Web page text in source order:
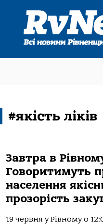
#якість ліків
Завтра в
Говоритимуть
населення
прозорість
19 червня у Рівному о